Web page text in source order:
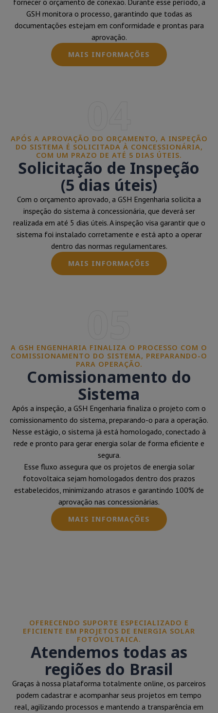
fornecer o orçamento de conexão. Durante esse período, a
GSH monitora o processo, garantindo que todas as
documentações estejam em conformidade e prontas para
aprovação.
MAIS INFORMAÇÕES
APÓS A APROVAÇÃO DO ORÇAMENTO, A INSPEÇÃO
DO SISTEMA É SOLICITADA À CONCESSIONÁRIA,
COM UM PRAZO DE ATÉ 5 DIAS ÚTEIS.
Solicitação de Inspeção
(5 dias úteis)
Com o orçamento aprovado, a GSH Engenharia solicita a
inspeção do sistema à concessionária, que deverá ser
realizada em até 5 dias úteis. A inspeção visa garantir que o
sistema foi instalado corretamente e está apto a operar
dentro das normas regulamentares.
MAIS INFORMAÇÕES
A GSH ENGENHARIA FINALIZA O PROCESSO COM O
COMISSIONAMENTO DO SISTEMA, PREPARANDO-O
PARA OPERAÇÃO.
Comissionamento do
Sistema
Após a inspeção, a GSH Engenharia finaliza o projeto com o
comissionamento do sistema, preparando-o para a operação.
Nesse estágio, o sistema já está homologado, conectado à
rede e pronto para gerar energia solar de forma eficiente e
segura.
Esse fluxo assegura que os projetos de energia solar
fotovoltaica sejam homologados dentro dos prazos
estabelecidos, minimizando atrasos e garantindo 100% de
aprovação nas concessionárias.
MAIS INFORMAÇÕES
OFERECENDO SUPORTE ESPECIALIZADO E
EFICIENTE EM PROJETOS DE ENERGIA SOLAR
FOTOVOLTAICA.
Atendemos todas as
regiões do Brasil
Graças à nossa plataforma totalmente online, os parceiros
podem cadastrar e acompanhar seus projetos em tempo
real, agilizando processos e mantendo a transparência em